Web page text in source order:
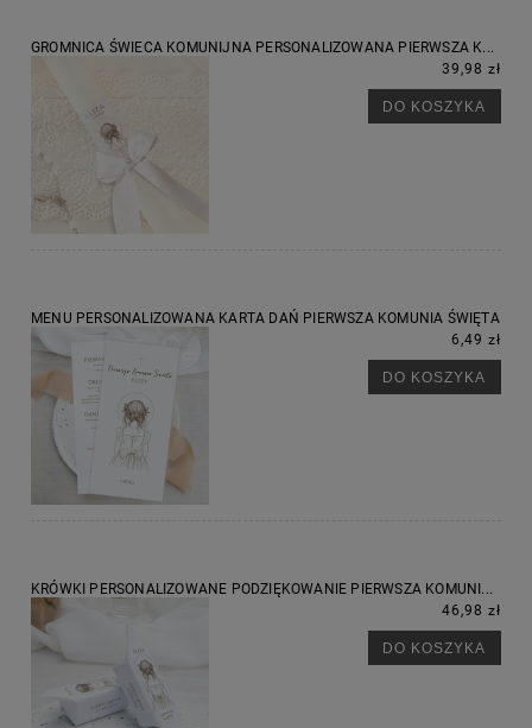
GROMNICA ŚWIECA KOMUNIJNA PERSONALIZOWANA PIERWSZA K...
39,98 zł
DO KOSZYKA
MENU PERSONALIZOWANA KARTA DAŃ PIERWSZA KOMUNIA ŚWIĘTA
6,49 zł
DO KOSZYKA
KRÓWKI PERSONALIZOWANE PODZIĘKOWANIE PIERWSZA KOMUNI...
46,98 zł
DO KOSZYKA